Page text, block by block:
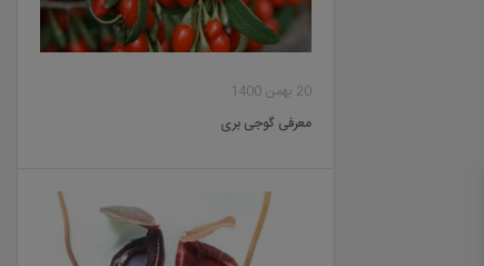
20 بهمن 1400
معرفی گوجی بری